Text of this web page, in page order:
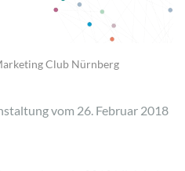
Club Nürnberg
vom 26. Februar 2018